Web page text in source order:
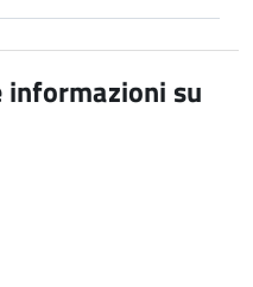
informazioni su